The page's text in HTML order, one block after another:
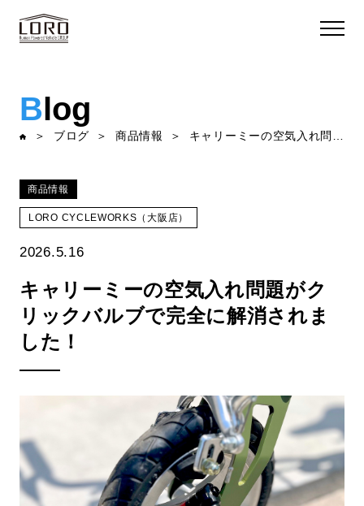
Blog
ブログ 商品情報 キャリーミーの空気入れ問題がクリックバルブで完全に解消されました！
商品情報
LORO CYCLEWORKS（大阪店）
2026.5.16
キャリーミーの空気入れ問題がク
リックバルブで完全に解消されま
した！